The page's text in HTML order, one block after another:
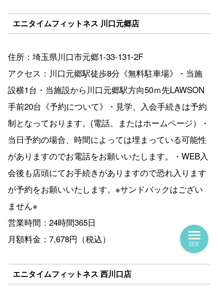
エニタイムフィットネス 川口元郷店
住所：埼玉県川口市元郷1-33-131-2F
アクセス：川口元郷駅徒歩8分《無料駐車場》・当施
設横1台・当施設から川口元郷駅方向50ｍ先LAWSON
手前20台《予約について》・見学、入会手続きは予約
制となっております。(電話、またはホームページ）・
当日予約の場合、時間によっては埋まっている可能性
がありますのでお電話をお願いいたします。・WEB入
会後も店頭にてお手続きがありますので恐れ入ります
が予約をお願いいたします。※サンドバックはござい
ません※
営業時間：24時間365日
月額料金：7,678円（税込）
エニタイムフィットネス 西川口店
目次